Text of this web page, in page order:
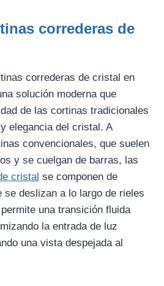
correderas de
correderas de cristal en
solución moderna que
de las cortinas tradicionales
elegancia del cristal. A
convencionales, que suelen
y se cuelgan de barras, las
cristal se componen de
se deslizan a lo largo de rieles
una transición fluida
la entrada de luz
una vista despejada al